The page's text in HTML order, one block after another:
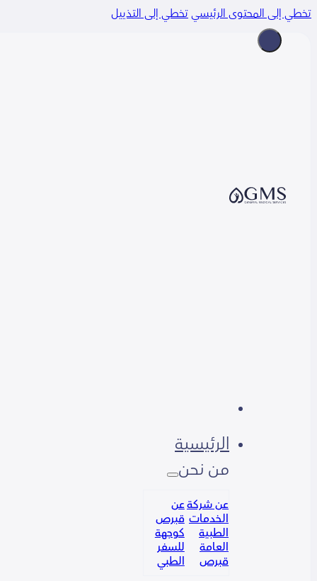
إلى المحتوى الرئيسيتخطي إلى التذييل
الرئيسية
من نحن
عن شركة
الخدمات
الطبية
العامة
قبرص
عن
قبرص
كوجهة
للسفر
الطبي